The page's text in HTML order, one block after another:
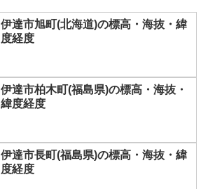
伊達市旭町(北海道)の標高・海抜・緯
度経度
伊達市柏木町(福島県)の標高・海抜・
緯度経度
伊達市長町(福島県)の標高・海抜・緯
度経度